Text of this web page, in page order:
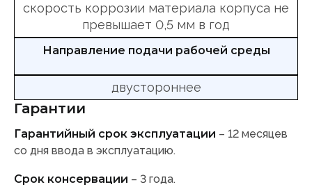
скорость коррозии материала корпуса не
превышает 0,5 мм в год
Направление подачи рабочей среды
двустороннее
Гарантии
Гарантийный срок эксплуатации – 12 месяцев
со дня ввода в эксплуатацию.
Срок консервации – 3 года.